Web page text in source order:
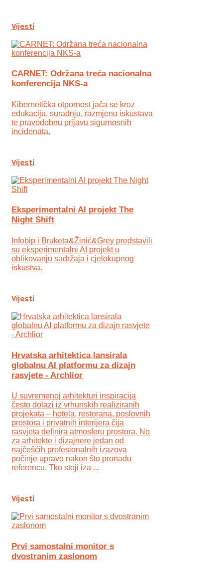
Vijesti
CARNET: Održana treća nacionalna
konferencija NKS-a
Kibernetička otpornost jača se kroz
edukaciju, suradnju, razmjenu iskustava
te pravodobnu prijavu sigurnosnih
incidenata.
Vijesti
Eksperimentalni AI projekt The
Night Shift
Infobip i Bruketa&Žinić&Grey predstavili
su eksperimentalni AI projekt u
oblikovanju sadržaja i cjelokupnog
iskustva.
Vijesti
Hrvatska arhitektica lansirala
globalnu AI platformu za dizajn
rasvjete - Archlior
U suvremenoj arhitekturi inspiracija
često dolazi iz vrhunskih realiziranih
projekata – hotela, restorana, poslovnih
prostora i privatnih interijera čija
rasvjeta definira atmosferu prostora. No
za arhitekte i dizajnere jedan od
najčešćih profesionalnih izazova
počinje upravo nakon što pronađu
referencu. Tko stoji iza ...
Vijesti
Prvi samostalni monitor s
dvostranim zaslonom